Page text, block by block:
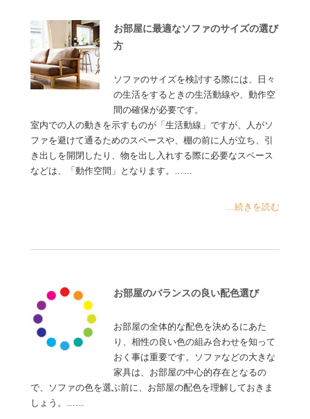
お部屋に最適なソファのサイズの選び
方
ソファのサイズを検討する際には、日々
の生活をするときの生活動線や、動作空
間の確保が必要です。
室内での人の動きを示すものが「生活動線」ですが、人がソ
ファを避けて通るためのスペースや、棚の前に人が立ち、引
き出しを開閉したり、物を出し入れする際に必要なスペース
などは、「動作空間」となります。……
...続きを読む
お部屋のバランスの良い配色選び
お部屋の全体的な配色を決めるにあた
り、相性の良い色の組み合わせを知って
おく事は重要です。ソファなどの大きな
家具は、お部屋の中心的存在となるの
で、ソファの色を選ぶ前に、お部屋の配色を理解しておきま
しょう。……